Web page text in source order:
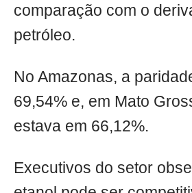
comparação com o
petróleo.
No Amazonas, a
69,54% e, em Mato
estava em 66,12%.
Executivos do setor